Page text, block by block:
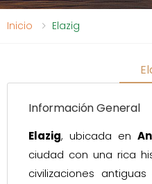
Inicio Elazig
Información General
Elazig, ubicada en
ciudad con una rica
civilizaciones